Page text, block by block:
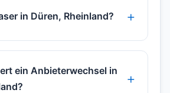
in Düren, Rheinland?
ein Anbieterwechsel in